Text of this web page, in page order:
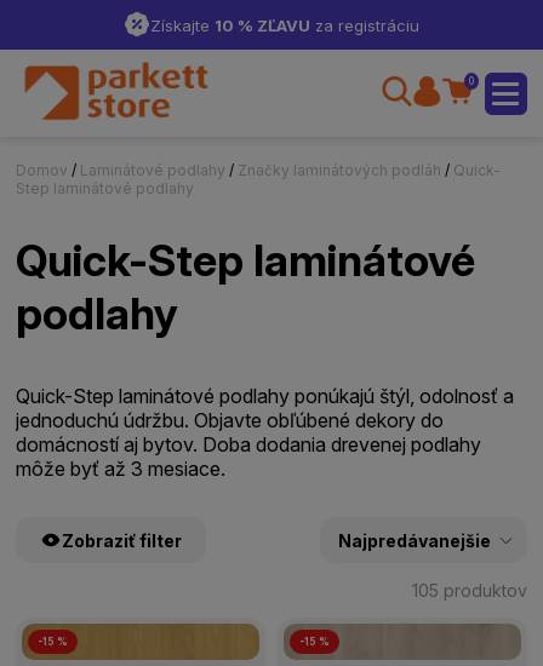
Získajte 10 % ZĽAVU za registráciu
0
Domov / Laminátové podlahy / Značky laminátových podláh / Quick-
Step laminátové podlahy
Quick-Step laminátové
podlahy
Quick-Step laminátové podlahy ponúkajú štýl, odolnosť a
jednoduchú údržbu. Objavte obľúbené dekory do
domácností aj bytov. Doba dodania drevenej podlahy
môže byť až 3 mesiace.
Zobraziť filter
105 produktov
ŠTÍTKY PRODUKTOV
-15 % -15 %